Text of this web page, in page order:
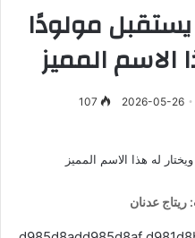
مولودًا
الاسم المميز
2026-05-26
عدنان